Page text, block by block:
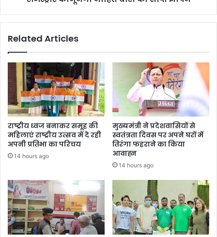
सौंपा
Related Articles
राष्ट्रीय ध्वज बनाकर समूह की
महिलाएं राष्ट्रीय उत्सव में दे रही
अपनी प्रतिभा का परिचय
14 hours ago
मुख्यमंत्री ने प्रदेशवासियों से
स्वतंत्रता दिवस पर अपने घरों में
तिरंगा फहराने का किया
आवाह्न
14 hours ago